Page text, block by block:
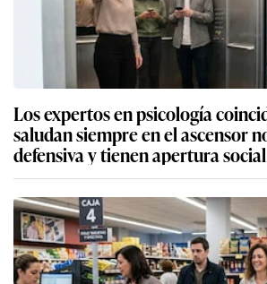
Los expertos en psicología
saludan siempre en el ascensor
defensiva y tienen apertura social